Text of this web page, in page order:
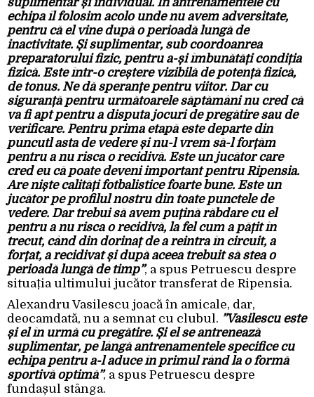
echipa îl folosim acolo unde nu avem adversitate,
pentru că el vine după o perioadă lungă de
inactivitate. Și suplimentar, sub coordoanrea
preparatorului fizic, pentru a-și îmbunătăți condiția
fizică. Este într-o creștere vizibilă de potență fizică,
de tonus. Ne dă speranțe pentru viitor. Dar cu
siguranță pentru următoarele săptămâni nu cred că
va fi apt pentru a disputa jocuri de pregătire sau de
verificare. Pentru prima etapă este departe din
puncutl asta de vedere și nu-l vrem să-l forțăm
pentru a nu risca o recidivă. Este un jucător care
cred eu că poate deveni important pentru Ripensia.
Are niște calități fotbalistice foarte bune. Este un
jucător pe profilul nostru din toate punctele de
vedere. Dar trebui să avem puțină răbdare cu el
pentru a nu risca o recidivă, la fel cum a pățit în
trecut, când din dorinaț de a reintra în circuit, a
forțat, a recidivat și după aceea trebuit să stea o
perioadă lungă de timp”, a spus Petruescu despre
situația ultimului jucător transferat de Ripensia.
Alexandru Vasilescu joacă în amicale, dar,
deocamdată, nu a semnat cu clubul. ”Vasilescu este
și el în urmă cu pregătire. Și el se antrenează
suplimentar, pe lângă antrenamentele specifice cu
echipa pentru a-l aduce în primul rând la o formă
sportivă optimă”, a spus Petruescu despre
fundașul stânga.